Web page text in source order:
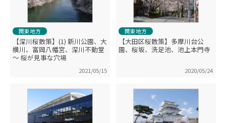
関東地方
【深川桜散策】(1) 新川公園、大
横川、富岡八幡宮、深川不動堂
～ 桜が見事な穴場
2021/05/15
関東地方
【大田区桜散策】多摩川台公
園、桜坂、洗足池、池上本門寺
2020/05/24